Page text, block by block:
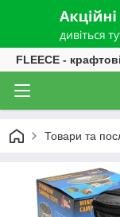
FLEECE -
Товари та